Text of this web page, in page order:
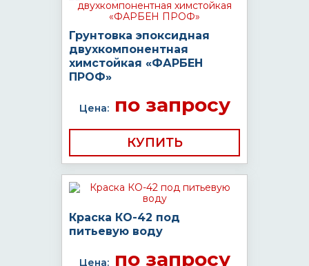
Грунтовка эпоксидная
двухкомпонентная
химстойкая «ФАРБЕН
ПРОФ»
Цена:по запросу
КУПИТЬ
Краска КО-42 под
питьевую воду
Цена:по запросу